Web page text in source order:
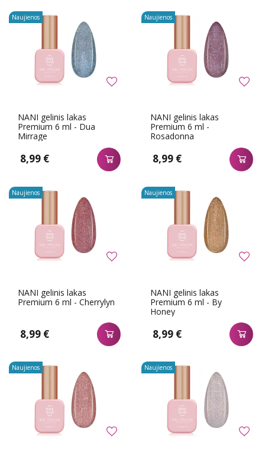
NANI gelinis lakas
Premium 6 ml - Dua
Mirrage
8,99 €
Naujienos
NANI gelinis lakas
Premium 6 ml -
Rosadonna
8,99 €
Naujienos
NANI gelinis lakas
Premium 6 ml - Cherrylyn
8,99 €
Naujienos
NANI gelinis lakas
Premium 6 ml - By
Honey
8,99 €
Naujienos
Naujienos Naujienos